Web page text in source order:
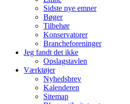
Sidste nye emner
Bøger
Tilbehør
Konservatorer
Brancheforeninger
Jeg fandt det ikke
Opslagstavlen
Værktøjer
Nyhedsbrev
Kalenderen
Sitemap